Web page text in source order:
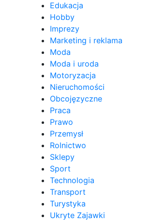
Edukacja
Hobby
Imprezy
Marketing i reklama
Moda
Moda i uroda
Motoryzacja
Nieruchomości
Obcojęzyczne
Praca
Prawo
Przemysł
Rolnictwo
Sklepy
Sport
Technologia
Transport
Turystyka
Ukryte Zajawki